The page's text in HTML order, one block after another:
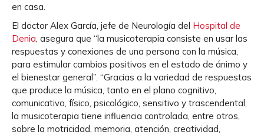
en casa.
El doctor Alex García, jefe de Neurología del Hospital de
Denia, asegura que “la musicoterapia consiste en usar las
respuestas y conexiones de una persona con la música,
para estimular cambios positivos en el estado de ánimo y
el bienestar general”. “Gracias a la variedad de respuestas
que produce la música, tanto en el plano cognitivo,
comunicativo, físico, psicológico, sensitivo y trascendental,
la musicoterapia tiene influencia controlada, entre otros,
sobre la motricidad, memoria, atención, creatividad,